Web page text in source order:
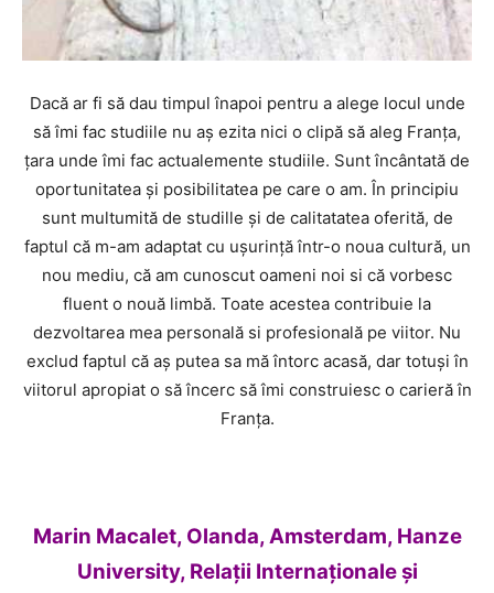
Dacă ar fi să dau timpul înapoi pentru a alege locul unde
să îmi fac studiile nu aș ezita nici o clipă să aleg Franța,
țara unde îmi fac actualemente studiile. Sunt încântată de
oportunitatea și posibilitatea pe care o am. În principiu
sunt multumită de studille și de calitatatea oferită, de
faptul că m-am adaptat cu ușurință într-o noua cultură, un
nou mediu, că am cunoscut oameni noi si că vorbesc
fluent o nouă limbă. Toate acestea contribuie la
dezvoltarea mea personală si profesională pe viitor. Nu
exclud faptul că aș putea sa mă întorc acasă, dar totuși în
viitorul apropiat o să încerc să îmi construiesc o carieră în
Franța.
Marin Macalet, Olanda, Amsterdam, Hanze
University, Relații Internaționale și